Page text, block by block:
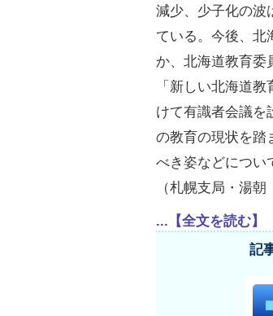
減少、少子化の波
ている。今後、北
か、北海道教育委
「新しい北海道
けて有識者会議を
の教育の現状を踏
べき姿などについ
（札幌支局・湯朝
...【全文を読む】
記